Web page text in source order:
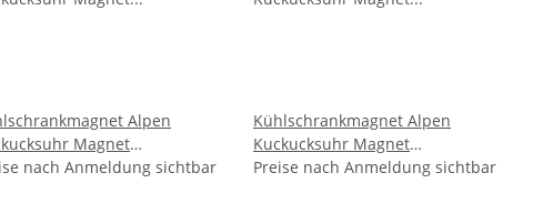
Alpen
Magnet
Mitbringsel Deko -
nach Anmeldung sichtbar
Kühlschrankmagnet Alpen
Kuckucksuhr Magnet
Reisemagnet Mitbringsel Metall
Preise nach Anmeldung sichtbar